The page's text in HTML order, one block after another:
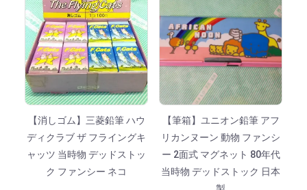
【消しゴム】三菱鉛筆 ハウ
ディクラブ ザ フライングキ
ャッツ 当時物 デッドストッ
ク ファンシー ネコ
【筆箱】ユニオン鉛筆 アフ
リカンヌーン 動物 ファンシ
ー 2面式 マグネット 80年代
当時物 デッドストック 日本